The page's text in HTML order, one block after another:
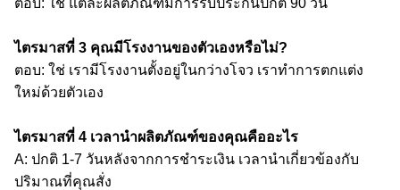
ตอบ: ใช่ แต่ละผลิตภัณฑ์มีการรับประกันปกติ 90 วัน
ไตรมาสที่ 3 คุณมีโรงงานของตัวเองหรือไม่?
ตอบ: ใช่ เรามีโรงงานตั้งอยู่ในกว่างโจว เราทำการตกแต่ง
ใหม่ด้วยตัวเอง
ไตรมาสที่ 4 เวลานำผลิตภัณฑ์ของคุณคืออะไร
A: ปกติ 1-7 วันหลังจากการชำระเงิน เวลานำเกี่ยวข้องกับ
ปริมาณที่คุณสั่ง